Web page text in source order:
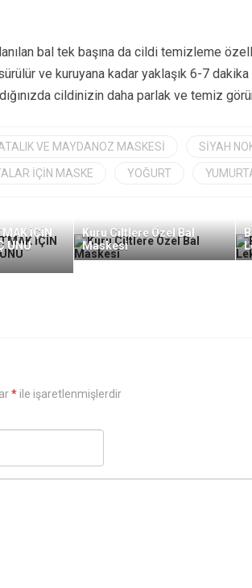
bal tek başına da cildi temizleme
ve kuruyana kadar yaklaşık 6-7
cildinizin daha parlak ve temiz
VE MAYDANOZ MASKESI SIYAH
IÇIN MASKE YOĞURT
İÇİN
UNU
Kuru Ciltlere Özel Bal
Maskesi
* ile işaretlenmişlerdir